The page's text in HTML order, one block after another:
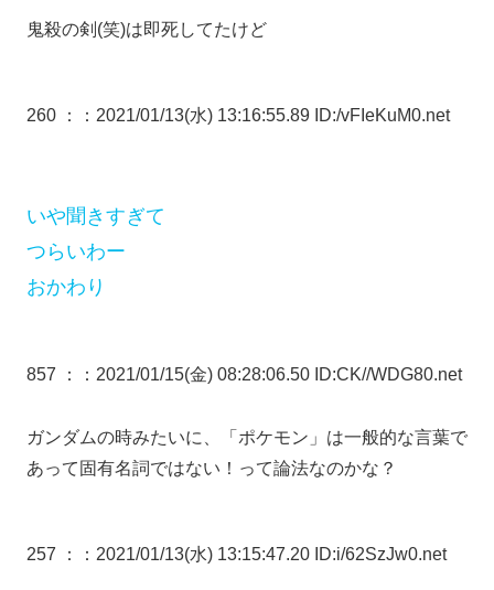
鬼殺の剣(笑)は即死してたけど
260 ： ：2021/01/13(水) 13:16:55.89 ID:/vFIeKuM0.net
いや聞きすぎて
つらいわー
おかわり
857 ： ：2021/01/15(金) 08:28:06.50 ID:CK//WDG80.net
ガンダムの時みたいに、「ポケモン」は一般的な言葉で
あって固有名詞ではない！って論法なのかな？
257 ： ：2021/01/13(水) 13:15:47.20 ID:i/62SzJw0.net